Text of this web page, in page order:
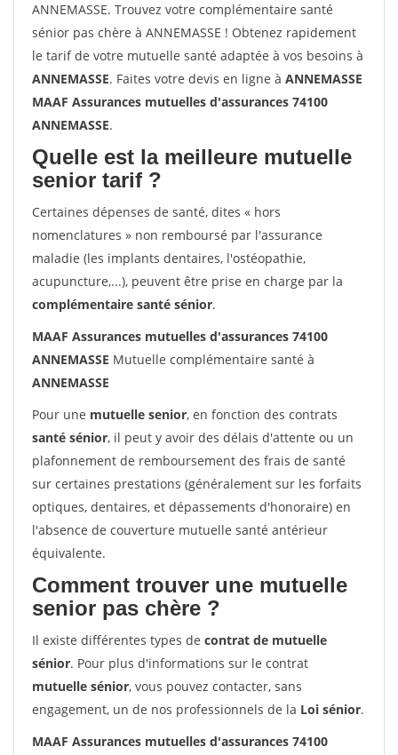
ANNEMASSE. Trouvez votre complémentaire santé
sénior pas chère à ANNEMASSE ! Obtenez rapidement
le tarif de votre mutuelle santé adaptée à vos besoins à
ANNEMASSE. Faites votre devis en ligne à ANNEMASSE
MAAF Assurances mutuelles d'assurances 74100
ANNEMASSE.
Quelle est la meilleure mutuelle
senior tarif ?
Certaines dépenses de santé, dites « hors
nomenclatures » non remboursé par l'assurance
maladie (les implants dentaires, l'ostéopathie,
acupuncture,...), peuvent être prise en charge par la
complémentaire santé sénior.
MAAF Assurances mutuelles d'assurances 74100
ANNEMASSE Mutuelle complémentaire santé à
ANNEMASSE
Pour une mutuelle senior, en fonction des contrats
santé sénior, il peut y avoir des délais d'attente ou un
plafonnement de remboursement des frais de santé
sur certaines prestations (généralement sur les forfaits
optiques, dentaires, et dépassements d'honoraire) en
l'absence de couverture mutuelle santé antérieur
équivalente.
Comment trouver une mutuelle
senior pas chère ?
Il existe différentes types de contrat de mutuelle
sénior. Pour plus d'informations sur le contrat
mutuelle sénior, vous pouvez contacter, sans
engagement, un de nos professionnels de la Loi sénior.
MAAF Assurances mutuelles d'assurances 74100